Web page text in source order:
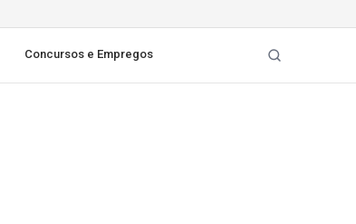
Concursos e Empregos